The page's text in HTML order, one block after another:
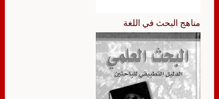
مناهج البحث في اللغة